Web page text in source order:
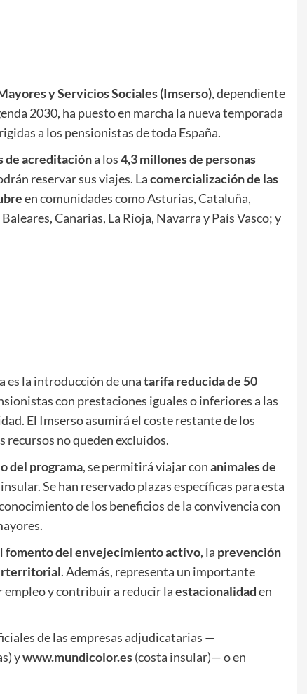
y Servicios Sociales (Imserso), dependiente
2030, ha puesto en marcha la nueva temporada
a los pensionistas de toda España.
de acreditacióna los4,3 millones de personas
reservar sus viajes. Lacomercialización de las
en comunidades como Asturias, Cataluña,
Canarias, La Rioja, Navarra y País Vasco; y
es la introducción de unatarifa reducida de 50
con prestaciones iguales o inferiores a las
El Imserso asumirá el coste restante de los
recursos no queden excluidos.
del programa, se permitirá viajar conanimales de
Se han reservado plazas específicas para esta
de los beneficios de la convivencia con
fomento del envejecimiento activo, la prevención
. Además, representa un importante
empleo y contribuir a reducir laestacionalidaden
de las empresas adjudicatarias —
ywww.mundicolor.es(costa insular)— o en